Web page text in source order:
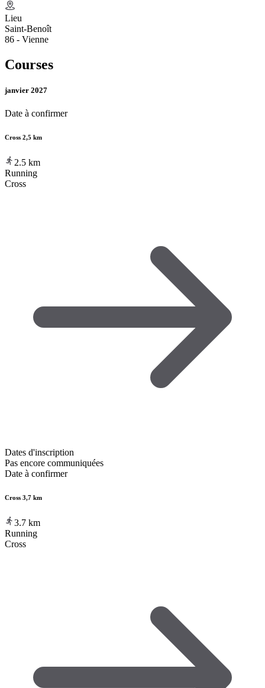
Lieu
Saint-Benoît
86 - Vienne
Courses
janvier 2027
Date à confirmer
Cross 2,5 km
2.5 km
Running
Cross
Dates d'inscription
Pas encore communiquées
Date à confirmer
Cross 3,7 km
3.7 km
Running
Cross